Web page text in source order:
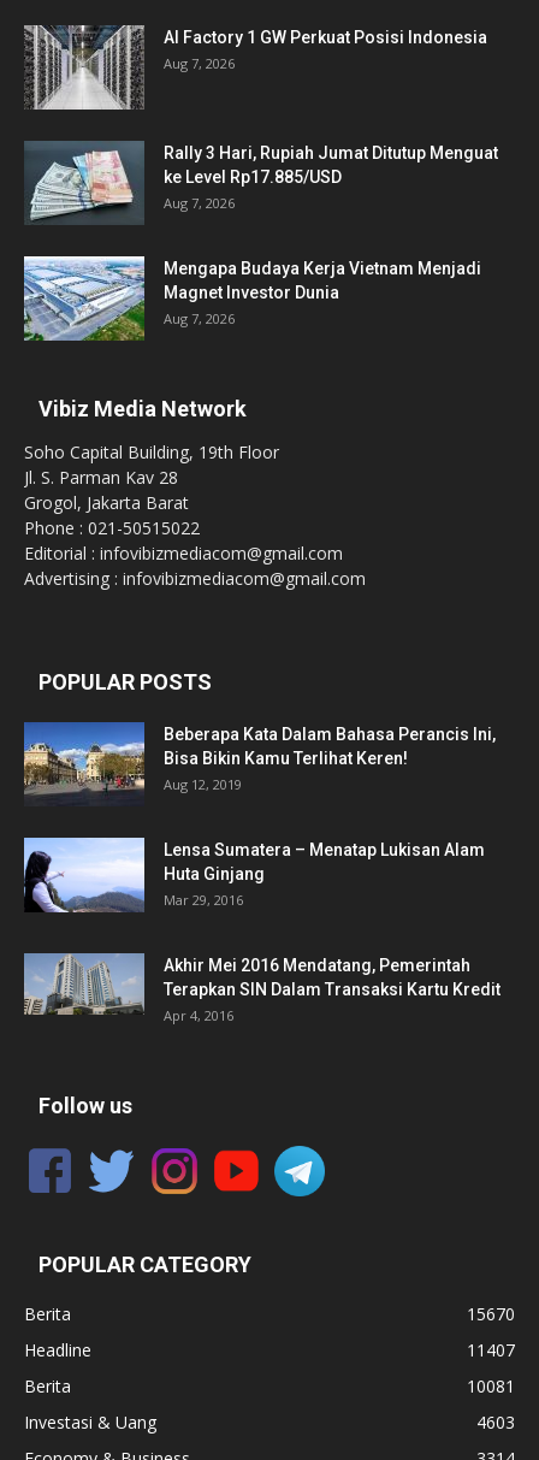
AI Factory 1 GW Perkuat Posisi Indonesia
Aug 7, 2026
Rally 3 Hari, Rupiah Jumat Ditutup Menguat
ke Level Rp17.885/USD
Aug 7, 2026
Mengapa Budaya Kerja Vietnam Menjadi
Magnet Investor Dunia
Aug 7, 2026
Vibiz Media Network
Soho Capital Building, 19th Floor
Jl. S. Parman Kav 28
Grogol, Jakarta Barat
Phone : 021-50515022
Editorial : infovibizmediacom@gmail.com
Advertising : infovibizmediacom@gmail.com
POPULAR POSTS
Beberapa Kata Dalam Bahasa Perancis Ini,
Bisa Bikin Kamu Terlihat Keren!
Aug 12, 2019
Lensa Sumatera – Menatap Lukisan Alam
Huta Ginjang
Mar 29, 2016
Akhir Mei 2016 Mendatang, Pemerintah
Terapkan SIN Dalam Transaksi Kartu Kredit
Apr 4, 2016
Follow us
POPULAR CATEGORY
Berita
15670
Headline
11407
Berita
10081
Investasi & Uang
4603